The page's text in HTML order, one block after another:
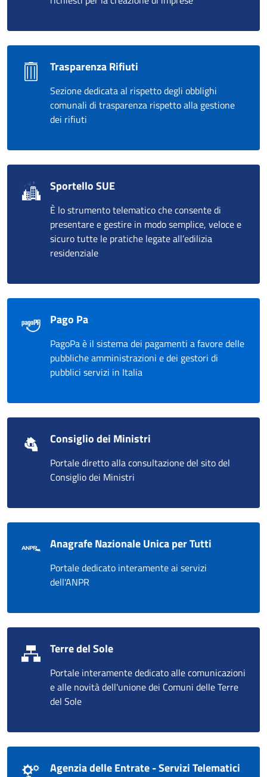
Trasparenza Rifiuti
Sezione dedicata al rispetto degli obblighi
comunali di trasparenza rispetto alla gestione
dei rifiuti
Sportello SUE
È lo strumento telematico che consente di
presentare e gestire in modo semplice, veloce e
sicuro tutte le pratiche legate all’edilizia
residenziale
Pago Pa
PagoPa è il sistema dei pagamenti a favore delle
pubbliche amministrazioni e dei gestori di
pubblici servizi in Italia
Consiglio dei Ministri
Portale diretto alla consultazione del sito del
Consiglio dei Ministri
Anagrafe Nazionale Unica per Tutti
Portale dedicato interamente ai servizi
dell'ANPR
Terre del Sole
Portale interamente dedicato alle comunicazioni
e alle novità dell'unione dei Comuni delle Terre
del Sole
Agenzia delle Entrate - Servizi Telematici